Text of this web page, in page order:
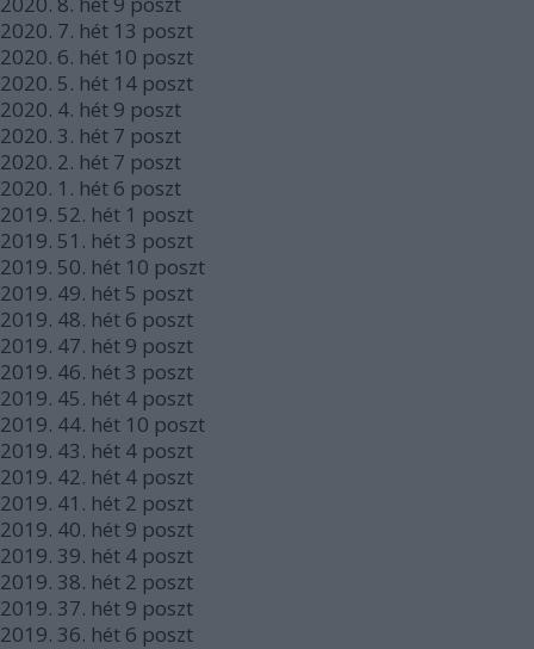
2020. 7. hét 13 poszt
2020. 6. hét 10 poszt
2020. 5. hét 14 poszt
2020. 4. hét 9 poszt
2020. 3. hét 7 poszt
2020. 2. hét 7 poszt
2020. 1. hét 6 poszt
2019. 52. hét 1 poszt
2019. 51. hét 3 poszt
2019. 50. hét 10 poszt
2019. 49. hét 5 poszt
2019. 48. hét 6 poszt
2019. 47. hét 9 poszt
2019. 46. hét 3 poszt
2019. 45. hét 4 poszt
2019. 44. hét 10 poszt
2019. 43. hét 4 poszt
2019. 42. hét 4 poszt
2019. 41. hét 2 poszt
2019. 40. hét 9 poszt
2019. 39. hét 4 poszt
2019. 38. hét 2 poszt
2019. 37. hét 9 poszt
2019. 36. hét 6 poszt